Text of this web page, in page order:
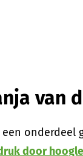
van
onderdeel
door